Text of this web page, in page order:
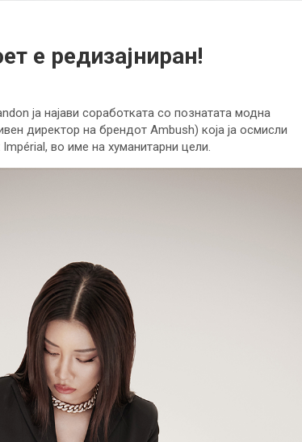
е редизајниран!
ја најави соработката со познатата модна
директор на брендот Ambush) која ја осмисли
во име на хуманитарни цели.